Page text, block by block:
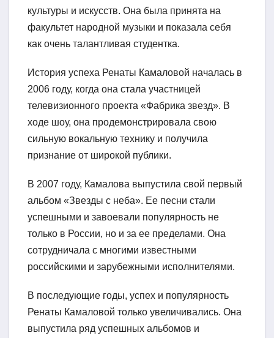
культуры и искусств. Она была принята на
факультет народной музыки и показала себя
как очень талантливая студентка.
История успеха Ренаты Камаловой началась в
2006 году, когда она стала участницей
телевизионного проекта «Фабрика звезд». В
ходе шоу, она продемонстрировала свою
сильную вокальную технику и получила
признание от широкой публики.
В 2007 году, Камалова выпустила свой первый
альбом «Звезды с неба». Ее песни стали
успешными и завоевали популярность не
только в России, но и за ее пределами. Она
сотрудничала с многими известными
российскими и зарубежными исполнителями.
В последующие годы, успех и популярность
Ренаты Камаловой только увеличивались. Она
выпустила ряд успешных альбомов и